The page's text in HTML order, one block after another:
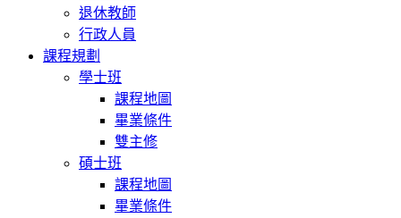
退休教師
行政人員
課程規劃
學士班
課程地圖
畢業條件
雙主修
碩士班
課程地圖
畢業條件